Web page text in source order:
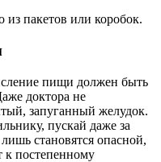
из пакетов или коробок.
пищи должен быть
доктора не
запуганный желудок.
пускай даже за
становятся опасной,
к постепенному